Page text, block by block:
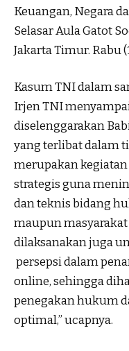
Keuangan, Negara
Selasar Aula Gatot
Jakarta Timur. Rabu
Kasum TNI dalam
Irjen TNI
diselenggarakan
yang terlibat dalam
merupakan
strategis guna
dan teknis bidang
maupun masyarakat
dilaksanakan juga
persepsi dalam
online, sehingga
penegakan hukum
optimal,” ucapnya.